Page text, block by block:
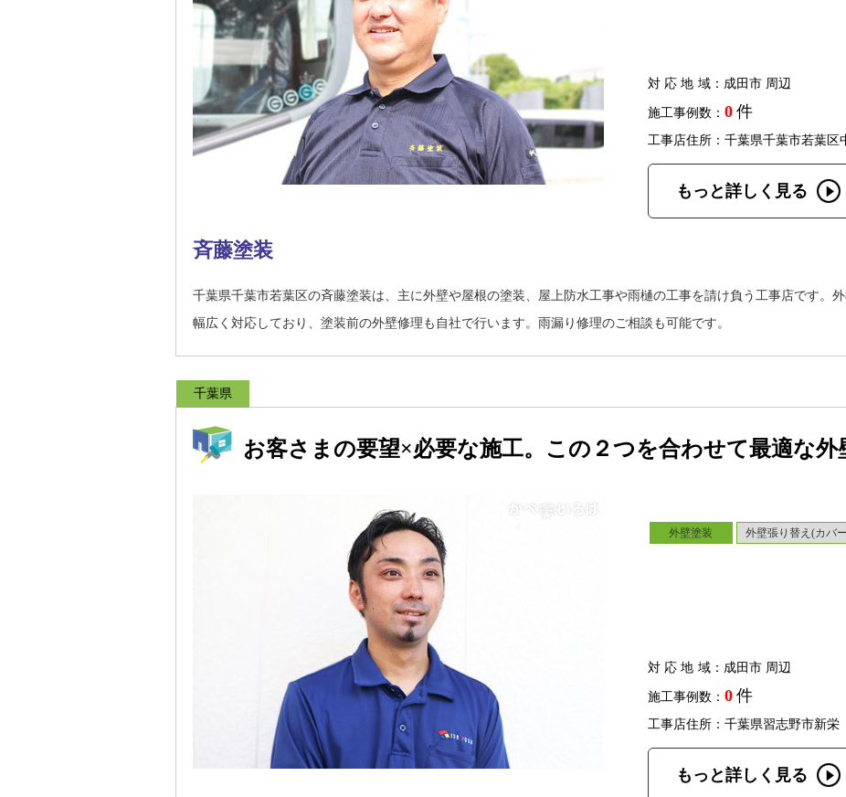
対応地域：成田市 周辺
施工事例数： 0 件
工事店住所：千葉県千葉市若葉区
もっと詳しく見る
斉藤塗装
千葉県千葉市若葉区の斉藤塗装は、主に外壁や屋根の塗装、屋上防水工事や雨樋の工事を請け負う工事店です。
幅広く対応しており、塗装前の外壁修理も自社で行います。雨漏り修理のご相談も可能です。
千葉県
お客さまの要望×必要な施工。この２つを合わせて最適な外
外壁塗装 外壁張り替え(カバ
対応地域：成田市 周辺
施工事例数： 0 件
工事店住所：千葉県習志野市新栄
もっと詳しく見る